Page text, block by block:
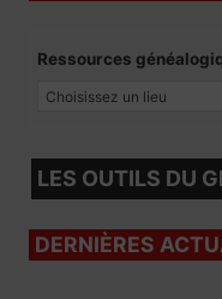
Ressources
LES OUTILS DU
DERNIÈRES